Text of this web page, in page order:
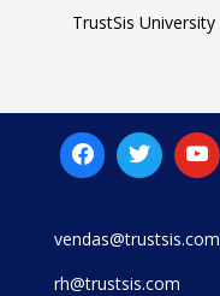
TrustSis University
vendas@trustsis.com
rh@trustsis.com